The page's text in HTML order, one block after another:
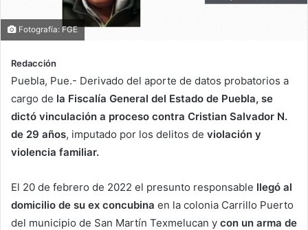
Fotografía: FGE
Redacción
Puebla, Pue.- Derivado del aporte de datos probatorios a
cargo de la Fiscalía General del Estado de Puebla, se
dictó vinculación a proceso contra Cristian Salvador N.
de 29 años, imputado por los delitos de violación y
violencia familiar.
El 20 de febrero de 2022 el presunto responsable llegó al
domicilio de su ex concubina en la colonia Carrillo Puerto
del municipio de San Martín Texmelucan y con un arma de